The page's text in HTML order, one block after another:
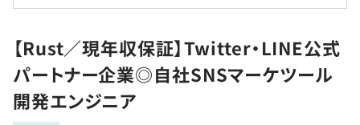
転職成功ガイド
転職エージェント
インタビュー
転職成功ガイド
新卒就活
求人検索
本選考
学習
【Rust／現年収保証】Twitter・LINE公式
パートナー企業◎自社SNSマーケツール
開発エンジニア